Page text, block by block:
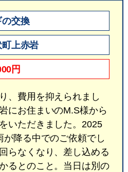
の交換
上赤岩
円
、費用を抑えられまし
にお住まいのM.S様から
いただきました。2025
降る中でのご依頼でし
らなくなり、差し込める
るとのこと。当日は別の